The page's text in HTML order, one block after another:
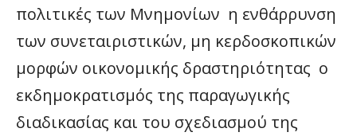
πολιτικές των Μνημονίων η ενθάρρυνση
των συνεταιριστικών, μη κερδοσκοπικών
μορφών οικονομικής δραστηριότητας ο
εκδημοκρατισμός της παραγωγικής
διαδικασίας και του σχεδιασμού της